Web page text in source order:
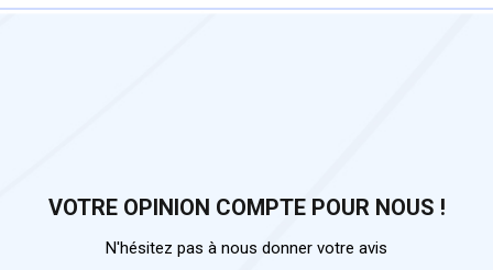
VOTRE OPINION COMPTE POUR NOUS !
N'hésitez pas à nous donner votre avis